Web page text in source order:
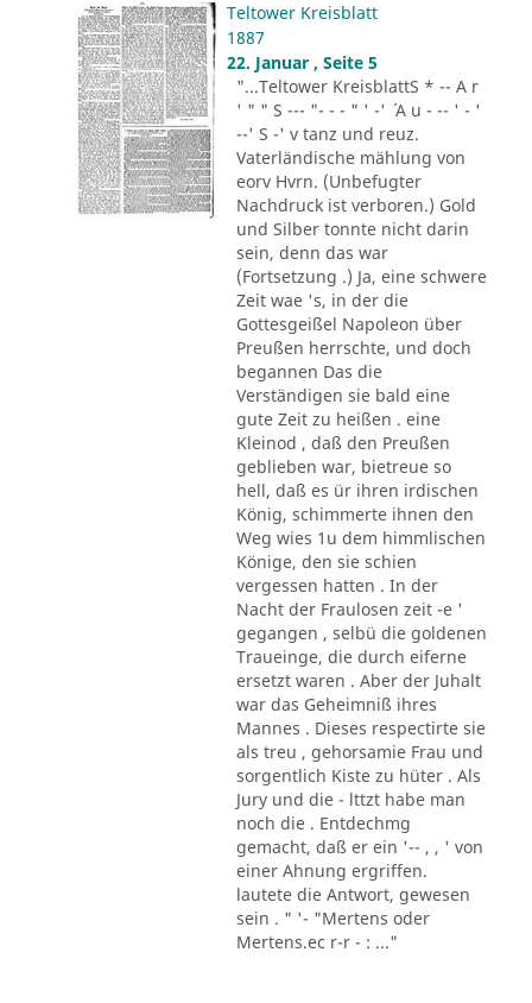
Teltower Kreisblatt
1887
22. Januar , Seite 5
"...Teltower KreisblattS * -- A r
' " " S --- "- - - " ' -' ´ A u - -- ' - '
--' S -' v tanz und reuz.
Vaterländische mählung von
eorv Hvrn. (Unbefugter
Nachdruck ist verboren.) Gold
und Silber tonnte nicht darin
sein, denn das war
(Fortsetzung .) Ja, eine schwere
Zeit wae 's, in der die
Gottesgeißel Napoleon über
Preußen herrschte, und doch
begannen Das die
Verständigen sie bald eine
gute Zeit zu heißen . eine
Kleinod , daß den Preußen
geblieben war, bietreue so
hell, daß es ür ihren irdischen
König, schimmerte ihnen den
Weg wies 1u dem himmlischen
Könige, den sie schien
vergessen hatten . In der
Nacht der Fraulosen zeit -e '
gegangen , selbü die goldenen
Traueinge, die durch eiferne
ersetzt waren . Aber der Juhalt
war das Geheimniß ihres
Mannes . Dieses respectirte sie
als treu , gehorsamie Frau und
sorgentlich Kiste zu hüter . Als
Jury und die - lttzt habe man
noch die . Entdechmg
gemacht, daß er ein '-- , , ' von
einer Ahnung ergriffen.
lautete die Antwort, gewesen
sein . " '- "Mertens oder
Mertens.ec r-r - : ..."